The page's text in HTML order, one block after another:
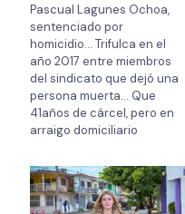
Pascual Lagunes Ochoa,
sentenciado por
homicidio… Trifulca en el
año 2017 entre miembros
del sindicato que dejó una
persona muerta… Que
41años de cárcel, pero en
arraigo domiciliario